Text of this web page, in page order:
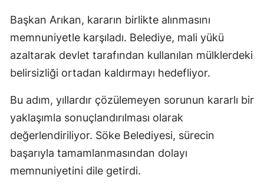
Başkan Arıkan, kararın birlikte alınmasını
memnuniyetle karşıladı. Belediye, mali yükü
azaltarak devlet tarafından kullanılan mülklerdeki
belirsizliği ortadan kaldırmayı hedefliyor.
Bu adım, yıllardır çözülemeyen sorunun kararlı bir
yaklaşımla sonuçlandırılması olarak
değerlendiriliyor. Söke Belediyesi, sürecin
başarıyla tamamlanmasından dolayı
memnuniyetini dile getirdi.